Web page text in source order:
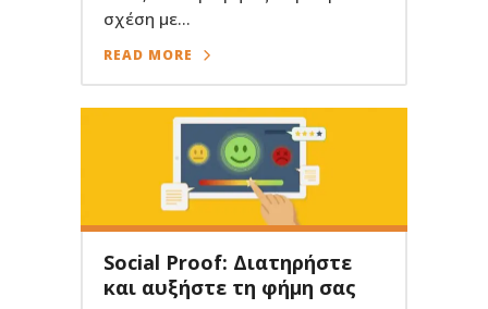
σχέση με...
READ MORE
Social Proof: Διατηρήστε
και αυξήστε τη φήμη σας